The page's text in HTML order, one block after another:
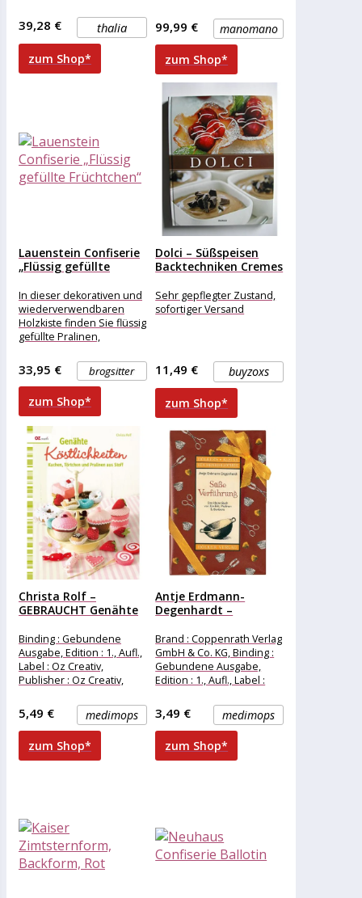
des vielfach
preisgekrönten Spiele-
Bestsellers Azul. In Azul:
Meister-Chocolatier
thalia
39,28 €
zum Shop*
manomano
99,99 €
zum Shop*
Lauenstein Confiserie
„Flüssig gefüllte
In dieser dekorativen und
wiederverwendbaren
Holzkiste finden Sie flüssig
gefüllte Pralinen,
knusprigen Zuckerkruste
und feinster Schokolade.
Erleben
brogsitter
33,95 €
zum Shop*
Dolci – Süßspeisen
Backtechniken Cremes
Sehr gepflegter Zustand,
sofortiger Versand
buyzoxs
11,49 €
zum Shop*
Christa Rolf –
GEBRAUCHT Genähte
Kuchen,...
Binding : Gebundene
Ausgabe, Edition : 1., Aufl.,
Label : Oz Creativ,
Publisher : Oz Creativ,
Ausgabe,
medimops
5,49 €
zum Shop*
Antje Erdmann-
Degenhardt –
Verführung: Das...
Brand : Coppenrath Verlag
GmbH & Co. KG, Binding :
Gebundene Ausgabe,
Edition : 1., Aufl., Label :
medimops
3,49 €
zum Shop*